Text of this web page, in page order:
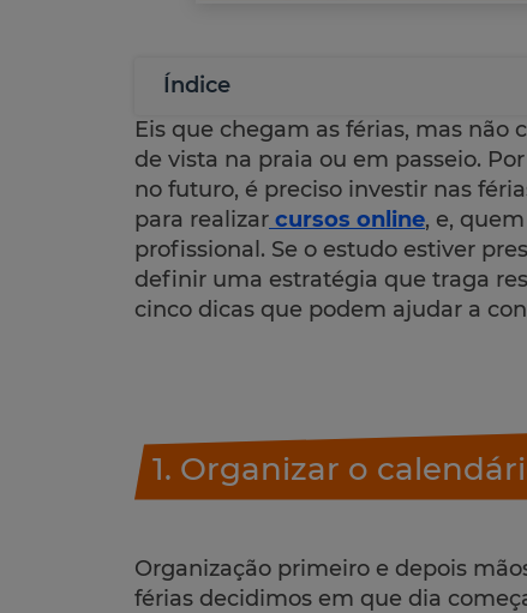
Índice
Eis que chegam as férias, mas
de vista na praia ou em passeio.
no futuro, é preciso investir nas
para realizar cursos online, e,
profissional. Se o estudo estiver
definir uma estratégia que traga
cinco dicas que podem ajudar a
1. Organizar o
Organização primeiro e depois
férias decidimos em que dia